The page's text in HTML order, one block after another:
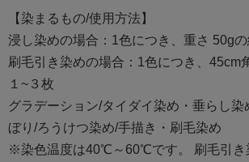
【染まるもの/使用方法】
浸し染めの場合：1色につき、重さ 50g
刷毛引き染めの場合：1色につき、45cm
１~３枚
グラデーション/タイダイ染め・垂らし染
ぼり/ろうけつ染め/手描き・刷毛染め
※染色温度は40℃～60℃です。 刷毛引き